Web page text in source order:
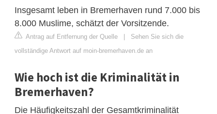
Insgesamt leben in Bremerhaven rund 7.000 bis
8.000 Muslime, schätzt der Vorsitzende.
Antrag auf Entfernung der Quelle | Sehen Sie sich die
vollständige Antwort auf moin-bremerhaven.de an
Wie hoch ist die Kriminalität in
Bremerhaven?
Die Häufigkeitszahl der Gesamtkriminalität